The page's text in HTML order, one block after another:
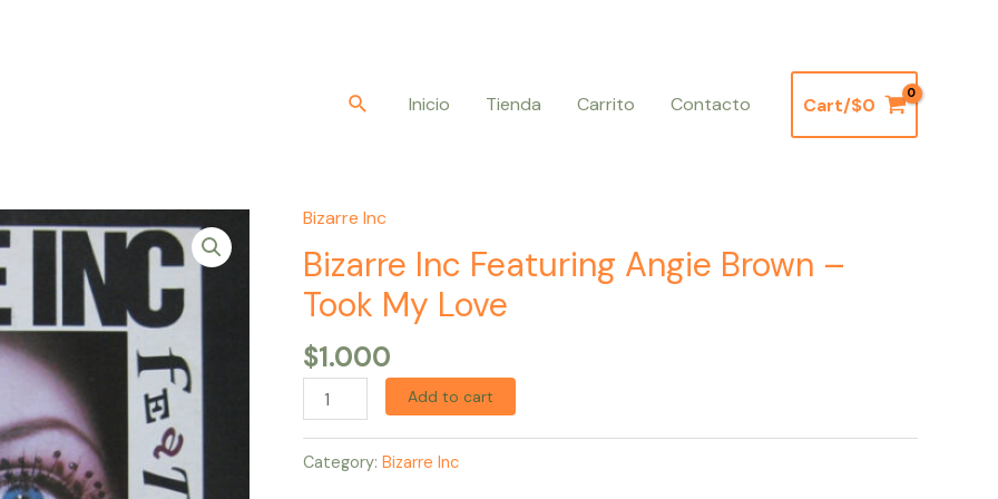
BuscarInicio Tienda Carrito Contacto Cart/$0
Bizarre Inc
Bizarre Inc Featuring Angie Brown –
Took My Love
$1.000
Bizarre
Inc
Featuring
Angie
Brown
–
Took
My
Love
Add to cart
Category: Bizarre Inc